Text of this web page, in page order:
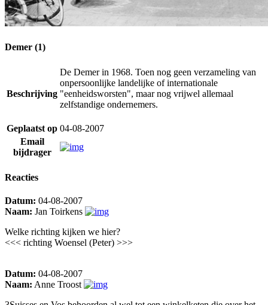
Demer (1)
Beschrijving
De Demer in 1968. Toen nog geen verzameling van
onpersoonlijke landelijke of internationale
"eenheidsworsten", maar nog vrijwel allemaal
zelfstandige ondernemers.
Geplaatst op 04-08-2007
Email
bijdrager
Reacties
Datum: 04-08-2007
Naam: Jan Toirkens
Welke richting kijken we hier?
<<< richting Woensel (Peter) >>>
Datum: 04-08-2007
Naam: Anne Troost